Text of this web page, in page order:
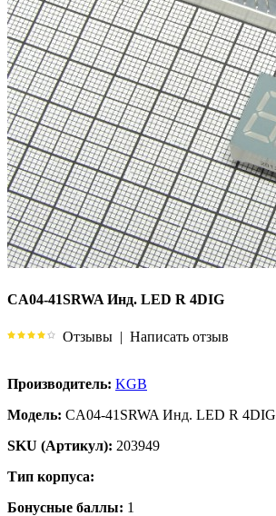
CA04-41SRWA Инд. LED R 4DIG
Отзывы | Написать отзыв
Производитель: KGB
Модель: CA04-41SRWA Инд. LED R 4DIG
SKU (Артикул): 203949
Тип корпуса:
Бонусные баллы: 1